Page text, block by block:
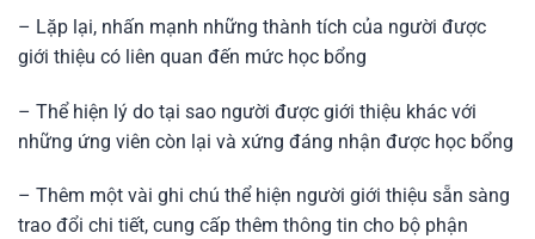
– Lặp lại, nhấn mạnh những thành tích của người được
giới thiệu có liên quan đến mức học bổng
– Thể hiện lý do tại sao người được giới thiệu khác với
những ứng viên còn lại và xứng đáng nhận được học bổng
– Thêm một vài ghi chú thể hiện người giới thiệu sẵn sàng
trao đổi chi tiết, cung cấp thêm thông tin cho bộ phận